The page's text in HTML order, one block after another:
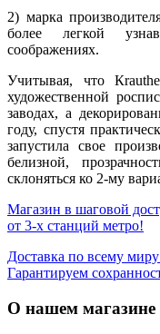
2) марка
более легкой
соображениях.
Учитывая, что
художественной
заводах, а
году, спустя
запустила свое
белизной,
склоняться ко 2-му
Магазин в шаговой
от 3-х станций метро!
Доставка по всему
Гарантируем
О нашем магазине